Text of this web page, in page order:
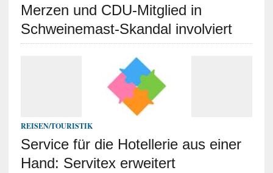
Merzen und CDU-Mitglied in
Schweinemast-Skandal involviert
REISEN/TOURISTIK
Service für die Hotellerie aus einer
Hand: Servitex erweitert